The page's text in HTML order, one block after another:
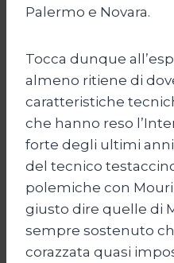
Palermo e Novara.
Tocca dunque
almeno ritiene di
caratteristiche
che hanno reso
forte degli ultimi
del tecnico
polemiche con
giusto dire quelle di
sempre sostenuto
corazzata quasi